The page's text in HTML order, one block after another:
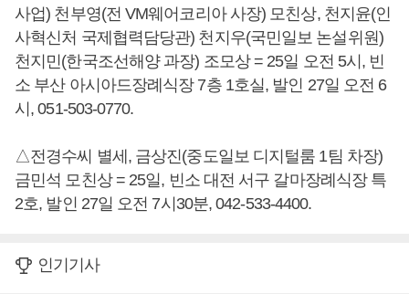
사업) 천부영(전 VM웨어코리아 사장) 모친상, 천지윤(인
사혁신처 국제협력담당관) 천지우(국민일보 논설위원)
천지민(한국조선해양 과장) 조모상 = 25일 오전 5시, 빈
소 부산 아시아드장례식장 7층 1호실, 발인 27일 오전 6
시, 051-503-0770.
△전경수씨 별세, 금상진(중도일보 디지털룸 1팀 차장)
금민석 모친상 = 25일, 빈소 대전 서구 갈마장례식장 특
2호, 발인 27일 오전 7시30분, 042-533-4400.
인기기사